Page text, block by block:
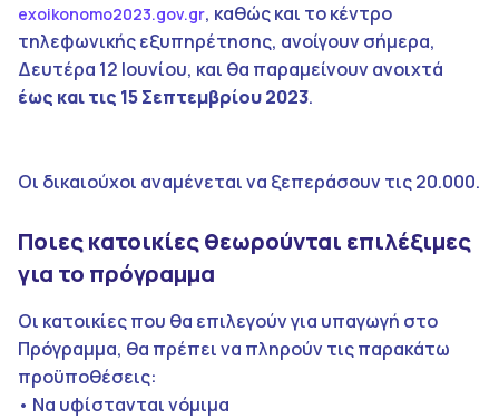
exoikonomo2023.gov.gr, καθώς και το κέντρο
τηλεφωνικής εξυπηρέτησης, ανοίγουν σήμερα,
Δευτέρα 12 Ιουνίου, και θα παραμείνουν ανοιχτά
έως και τις 15 Σεπτεμβρίου 2023.
Οι δικαιούχοι αναμένεται να ξεπεράσουν τις 20.000.
Ποιες κατοικίες θεωρούνται επιλέξιμες
για το πρόγραμμα
Οι κατοικίες που θα επιλεγούν για υπαγωγή στο
Πρόγραμμα, θα πρέπει να πληρούν τις παρακάτω
προϋποθέσεις:
• Να υφίστανται νόμιμα